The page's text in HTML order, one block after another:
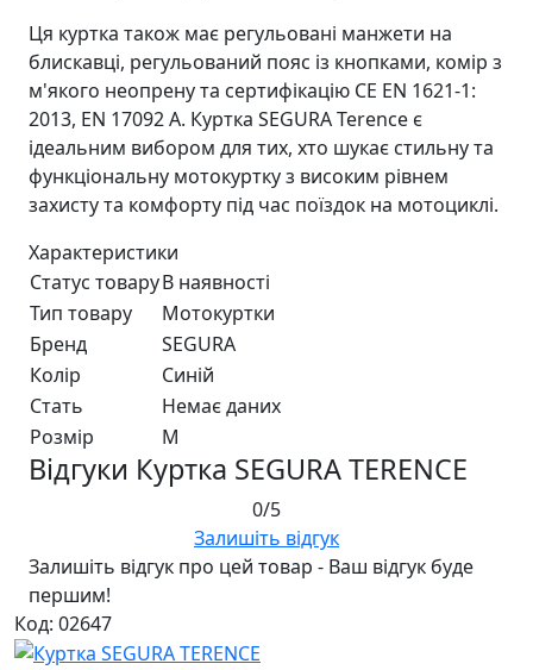
Ця куртка також має регульовані манжети на
блискавці, регульований пояс із кнопками, комір з
м'якого неопрену та сертифікацію CE EN 1621-1:
2013, EN 17092 A. Куртка SEGURA Terence є
ідеальним вибором для тих, хто шукає стильну та
функціональну мотокуртку з високим рівнем
захисту та комфорту під час поїздок на мотоциклі.
Характеристики
Статус товаруВ наявності
Тип товару
Мотокуртки
Бренд
SEGURA
Колір
Синiй
Стать
Немає даних
Розмір
M
Відгуки Куртка SEGURA TERENCE
0/5
Залишіть відгук
Залишіть відгук про цей товар - Ваш відгук буде
першим!
Код: 02647